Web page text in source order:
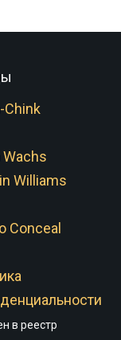
Chink
Wachs
Williams
Conceal
в реестр